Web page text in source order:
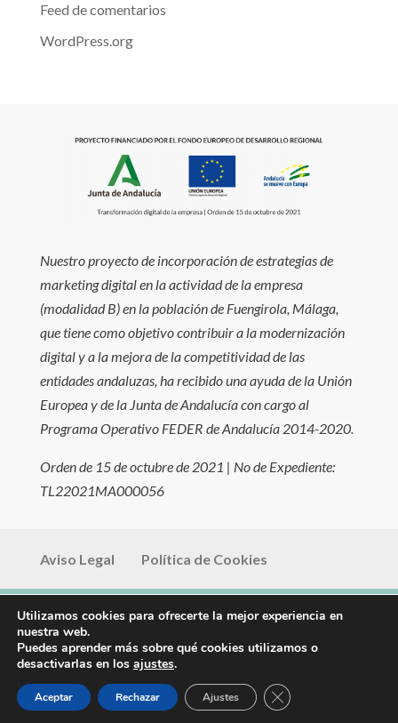
Feed de comentarios
WordPress.org
Nuestro proyecto de incorporación de estrategias de
marketing digital en la actividad de la empresa
(modalidad B) en la población de Fuengirola, Málaga,
que tiene como objetivo contribuir a la modernización
digital y a la mejora de la competitividad de las
entidades andaluzas, ha recibido una ayuda de la Unión
Europea y de la Junta de Andalucía con cargo al
Programa Operativo FEDER de Andalucía 2014-2020.
Orden de 15 de octubre de 2021 | No de Expediente:
TL22021MA000056
Aviso Legal Política de Cookies
DiseñoThe Room Social| © Copyright
Cameliasvet-Veterinarios, S. Coop. And. 2026
Utilizamos cookies para ofrecerte la mejor experiencia en
nuestra web.
Puedes aprender más sobre qué cookies utilizamos o
desactivarlas en los ajustes.
Aceptar Rechazar Ajustes Cerrar el banner de